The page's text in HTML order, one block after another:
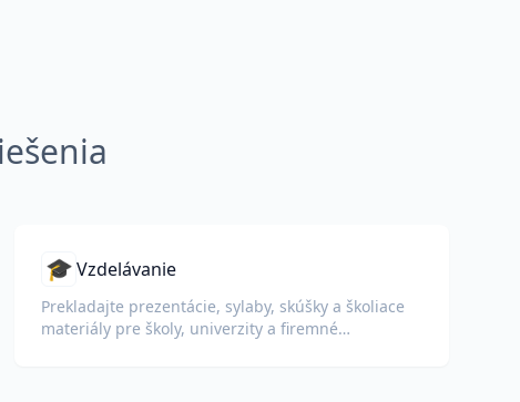
🎓Vzdelávanie
Prekladajte prezentácie, sylaby, skúšky a školiace
materiály pre školy, univerzity a firemné